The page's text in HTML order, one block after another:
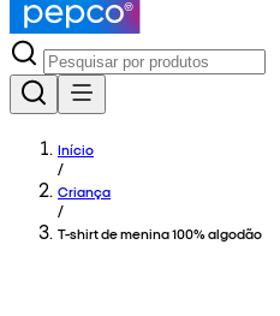
Início
/
Criança
/
T-shirt de menina 100% algodão